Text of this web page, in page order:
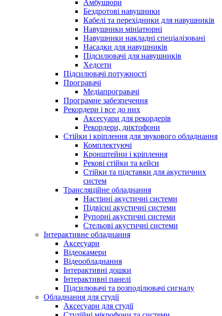
Амбушюри
Бездротові навушники
Кабелі та перехідники для навушників
Навушники мініатюрні
Навушники накладні спеціалізовані
Насадки для навушників
Підсилювачі для навушників
Хедсети
Підсилювачі потужності
Програвачі
Медіапрогравачі
Програмне забезпечення
Рекордери і все до них
Аксесуари для рекордерів
Рекордери, диктофони
Стійки і кріплення для звукового обладнання
Комплектуючі
Кронштейни і кріплення
Рекові стійки та кейси
Стійки та підставки для акустичних
систем
Трансляційне обладнання
Настінні акустичні системи
Підвісні акустичні системи
Рупорні акустичні системи
Стельові акустичні системи
Інтерактивне обладнання
Аксесуари
Відеокамери
Відеообладнання
Інтерактивні дошки
Інтерактивні панелі
Підсилювачі та розподілювачі сигналу
Обладнання для студії
Аксесуари для студії